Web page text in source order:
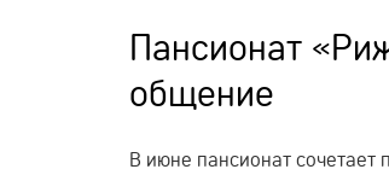
Пансионат
общение
В июне пансионат сочетает